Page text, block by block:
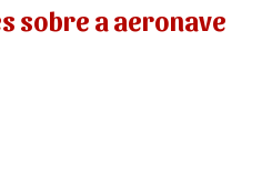
sobre a aeronave